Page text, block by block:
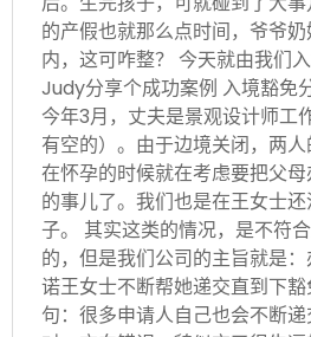
的产假也就那么点时间，爷爷
内，这可咋整？ 今天就由我们
Judy分享个成功案例 入境豁免
今年3月，丈夫是景观设计师工
有空的）。由于边境关闭，两人
在怀孕的时候就在考虑要把父
的事儿了。我们也是在王女士
子。 其实这类的情况，是不符
的，但是我们公司的主旨就是
诺王女士不断帮她递交直到下
句：很多申请人自己也会不断